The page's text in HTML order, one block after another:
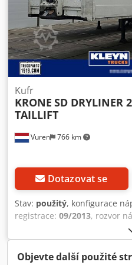
technická kontrola / SP!
vyhrazeny!
Vuren 766 km
Kufr
KRONE SD DRYLINER
TAILLIFT
Dotazovat se
Stav: použitý, konfigurace
registrace: 09/2013, rozvor
možnosti a příslušenství = -
Počet náprav: 2, užitečné
Objevte další použité